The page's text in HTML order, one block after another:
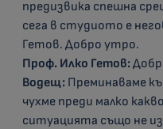
предизвика спешна
сега в студиото е
Гетов. Добро утро.
Проф. Илко Гетов:
Водещ: Преминаваме
чухме преди малко
ситуацията също не